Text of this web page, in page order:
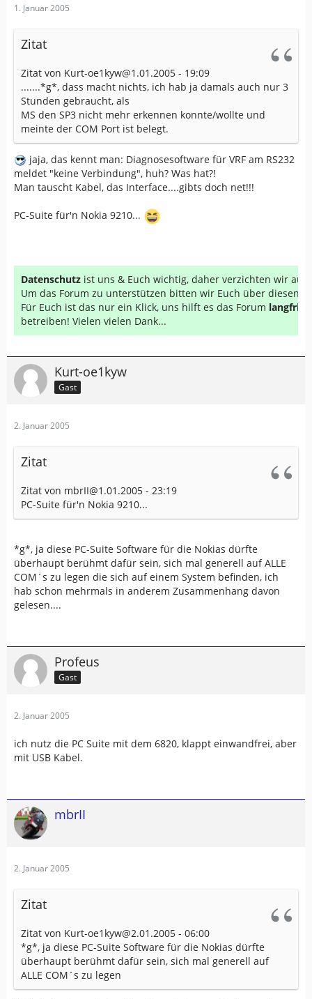
1. Januar 2005
Zitat
Zitat von Kurt-oe1kyw@1.01.2005 - 19:09
.......*g*, dass macht nichts, ich hab ja damals auch nur 3
Stunden gebraucht, als
MS den SP3 nicht mehr erkennen konnte/wollte und
meinte der COM Port ist belegt.
jaja, das kennt man: Diagnosesoftware für VRF am RS232
meldet "keine Verbindung", huh? Was hat?!
Man tauscht Kabel, das Interface....gibts doch net!!!
PC-Suite für'n Nokia 9210...
Datenschutz ist uns & Euch wichtig, daher verzichten wir auf
Um das Forum zu unterstützen bitten wir Euch über diesen
Für Euch ist das nur ein Klick, uns hilft es das Forum
betreiben! Vielen vielen Dank...
Kurt-oe1kyw
Gast
2. Januar 2005
Zitat
Zitat von mbrII@1.01.2005 - 23:19
PC-Suite für'n Nokia 9210...
*g*, ja diese PC-Suite Software für die Nokias dürfte
überhaupt berühmt dafür sein, sich mal generell auf ALLE
COM´s zu legen die sich auf einem System befinden, ich
hab schon mehrmals in anderem Zusammenhang davon
gelesen....
Profeus
Gast
2. Januar 2005
ich nutz die PC Suite mit dem 6820, klappt einwandfrei, aber
mit USB Kabel.
mbrII
2. Januar 2005
Zitat
Zitat von Kurt-oe1kyw@2.01.2005 - 06:00
*g*, ja diese PC-Suite Software für die Nokias dürfte
überhaupt berühmt dafür sein, sich mal generell auf
ALLE COM´s zu legen